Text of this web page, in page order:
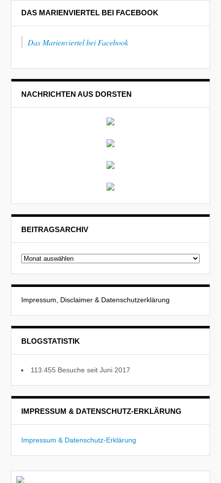
DAS MARIENVIERTEL BEI FACEBOOK
Das Marienviertel bei Facebook
NACHRICHTEN AUS DORSTEN
BEITRAGSARCHIV
Beitragsarchiv
Impressum, Disclaimer & Datenschutzerklärung
BLOGSTATISTIK
113.455 Besuche seit Juni 2017
IMPRESSUM & DATENSCHUTZ-ERKLÄRUNG
Impressum & Datenschutz-Erklärung